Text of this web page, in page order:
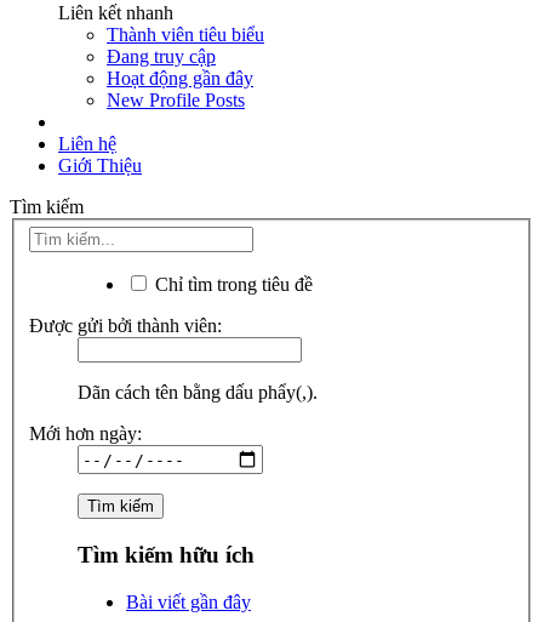
Liên kết nhanh
Thành viên tiêu biểu
Đang truy cập
Hoạt động gần đây
New Profile Posts
Liên hệ
Giới Thiệu
Tìm kiếm
Chỉ tìm trong tiêu đề
Được gửi bởi thành viên:
Dãn cách tên bằng dấu phẩy(,).
Mới hơn ngày:
Tìm kiếm hữu ích
Bài viết gần đây